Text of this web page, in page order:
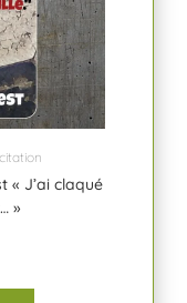
« J’ai claqué
»